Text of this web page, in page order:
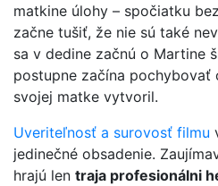
matkine úlohy – spočiatku
začne tušiť, že nie sú také
sa v dedine začnú o Martine
postupne začína pochybovať
svojej matke vytvoril.
Uveriteľnosť a surovosť filmu
jedinečné obsadenie.
hrajú len traja profesionálni